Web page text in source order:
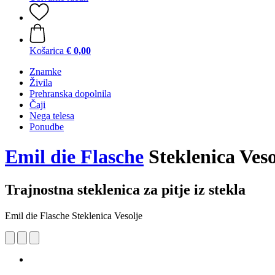
Košarica € 0,00
Znamke
Živila
Prehranska dopolnila
Čaji
Nega telesa
Ponudbe
Emil die Flasche Steklenica
Trajnostna steklenica za pitje iz stekla
Emil die Flasche Steklenica Vesolje